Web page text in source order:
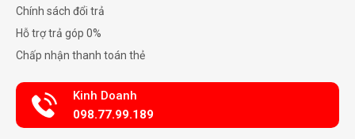
Chính sách đổi trả
Hỗ trợ trả góp 0%
Chấp nhận thanh toán thẻ
Kinh Doanh
098.77.99.189